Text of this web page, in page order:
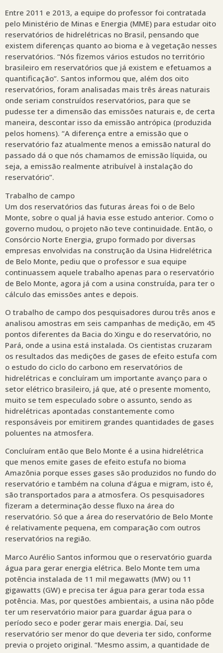
Entre 2011 e 2013, a equipe do professor foi contratada
pelo Ministério de Minas e Energia (MME) para estudar oito
reservatórios de hidrelétricas no Brasil, pensando que
existem diferenças quanto ao bioma e à vegetação nesses
reservatórios. “Nós fizemos vários estudos no território
brasileiro em reservatórios que já existem e efetuamos a
quantificação”. Santos informou que, além dos oito
reservatórios, foram analisadas mais três áreas naturais
onde seriam construídos reservatórios, para que se
pudesse ter a dimensão das emissões naturais e, de certa
maneira, descontar isso da emissão antrópica (produzida
pelos homens). “A diferença entre a emissão que o
reservatório faz atualmente menos a emissão natural do
passado dá o que nós chamamos de emissão líquida, ou
seja, a emissão realmente atribuível à instalação do
reservatório”.
Trabalho de campo
Um dos reservatórios das futuras áreas foi o de Belo
Monte, sobre o qual já havia esse estudo anterior. Como o
governo mudou, o projeto não teve continuidade. Então, o
Consórcio Norte Energia, grupo formado por diversas
empresas envolvidas na construção da Usina Hidrelétrica
de Belo Monte, pediu que o professor e sua equipe
continuassem aquele trabalho apenas para o reservatório
de Belo Monte, agora já com a usina construída, para ter o
cálculo das emissões antes e depois.
O trabalho de campo dos pesquisadores durou três anos e
analisou amostras em seis campanhas de medição, em 45
pontos diferentes da Bacia do Xingu e do reservatório, no
Pará, onde a usina está instalada. Os cientistas cruzaram
os resultados das medições de gases de efeito estufa com
o estudo do ciclo do carbono em reservatórios de
hidrelétricas e concluíram um importante avanço para o
setor elétrico brasileiro, já que, até o presente momento,
muito se tem especulado sobre o assunto, sendo as
hidrelétricas apontadas constantemente como
responsáveis por emitirem grandes quantidades de gases
poluentes na atmosfera.
Concluíram então que Belo Monte é a usina hidrelétrica
que menos emite gases de efeito estufa no bioma
Amazônia porque esses gases são produzidos no fundo do
reservatório e também na coluna d’água e migram, isto é,
são transportados para a atmosfera. Os pesquisadores
fizeram a determinação desse fluxo na área do
reservatório. Só que a área do reservatório de Belo Monte
é relativamente pequena, em comparação com outros
reservatórios na região.
Marco Aurélio Santos informou que o reservatório guarda
água para gerar energia elétrica. Belo Monte tem uma
potência instalada de 11 mil megawatts (MW) ou 11
gigawatts (GW) e precisa ter água para gerar toda essa
potência. Mas, por questões ambientais, a usina não pôde
ter um reservatório maior para guardar água para o
período seco e poder gerar mais energia. Daí, seu
reservatório ser menor do que deveria ter sido, conforme
previa o projeto original. “Mesmo assim, a quantidade de